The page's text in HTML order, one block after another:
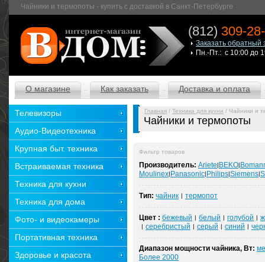
Чайники и термопоты - купить с доставкой в Санкт-Петербурге
(812) 309-
Заказать обратный
Пн.-Пт.: с 10:00 до
О магазине Как заказать Доставка и оплата
Главная / Техника для кухни / Чайники и
Чайники и термопоты
Фильтр товаров
Производитель: Ariete| BEKO|
Moulinex| Panasonic| Philips|Siemens|
Тип: чайник | термопот
Цвет : бежевый | белый | голубой |
| серебристый | серый | синий |
Диапазон мощности чайника, Вт:
Более 2000
Телевизоры
Аудио-Видеотехника
Крупная быт. техника
Встраиваемая техника
Техника для кухни
Техника для дома
Фото- и видеокамеры
Портативная техника
Здоровье и красота